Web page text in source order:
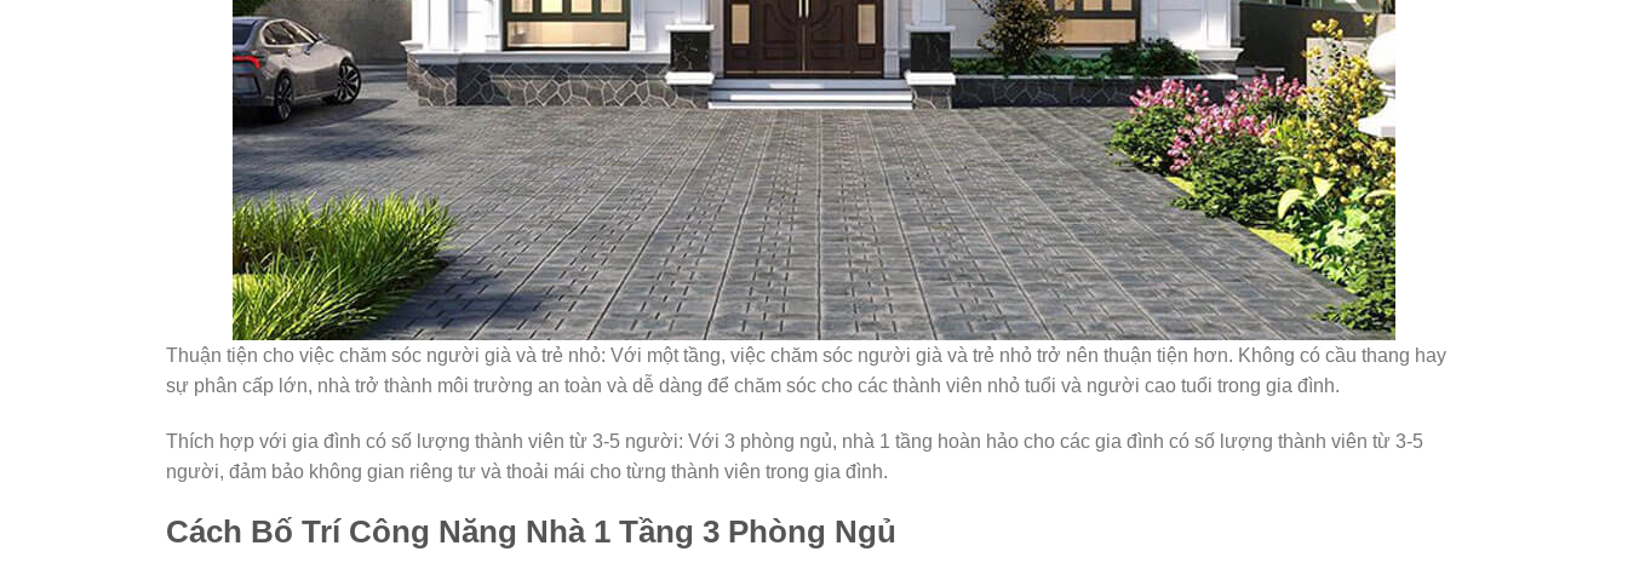
Thuận tiện cho việc chăm sóc người già và trẻ nhỏ: Với một tầng, việc chăm sóc người già và trẻ nhỏ trở nên thuận tiện hơn. Không có cầu thang hay
sự phân cấp lớn, nhà trở thành môi trường an toàn và dễ dàng để chăm sóc cho các thành viên nhỏ tuổi và người cao tuổi trong gia đình.
Thích hợp với gia đình có số lượng thành viên từ 3-5 người: Với 3 phòng ngủ, nhà 1 tầng hoàn hảo cho các gia đình có số lượng thành viên từ 3-5
người, đảm bảo không gian riêng tư và thoải mái cho từng thành viên trong gia đình.
Cách Bố Trí Công Năng Nhà 1 Tầng 3 Phòng Ngủ